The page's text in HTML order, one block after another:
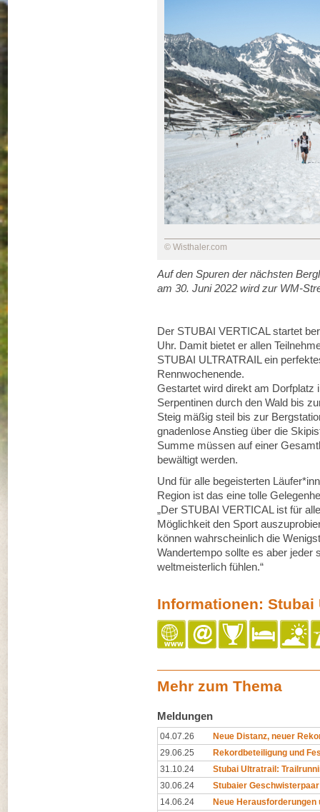
© Wisthaler.com
Auf den Spuren der nächsten
am 30. Juni 2022 wird zur WM-
Der STUBAI VERTICAL startet
Uhr. Damit bietet er allen
STUBAI ULTRATRAIL ein
Rennwochenende.
Gestartet wird direkt am Dorfplatz
Serpentinen durch den Wald bis
Steig mäßig steil bis zur
gnadenlose Anstieg über die
Summe müssen auf einer
bewältigt werden.
Und für alle begeisterten
Region ist das eine tolle
„Der STUBAI VERTICAL ist für
Möglichkeit den Sport
können wahrscheinlich die
Wandertempo sollte es aber jeder
weltmeisterlich fühlen.“
Informationen: Stubai
Mehr zum Thema
Meldungen
04.07.26
Neue Distanz, neuer
29.06.25
Rekordbeteiligung und
31.10.24
Stubai Ultratrail:
30.06.24
Stubaier
14.06.24
Neue